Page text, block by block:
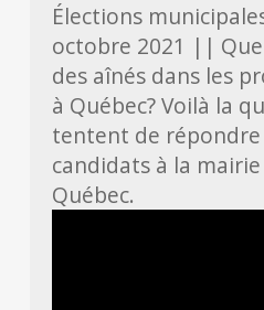
Élections
octobre 2021 ||
des aînés dans les
à Québec? Voilà la
tentent de
candidats à la
Québec.